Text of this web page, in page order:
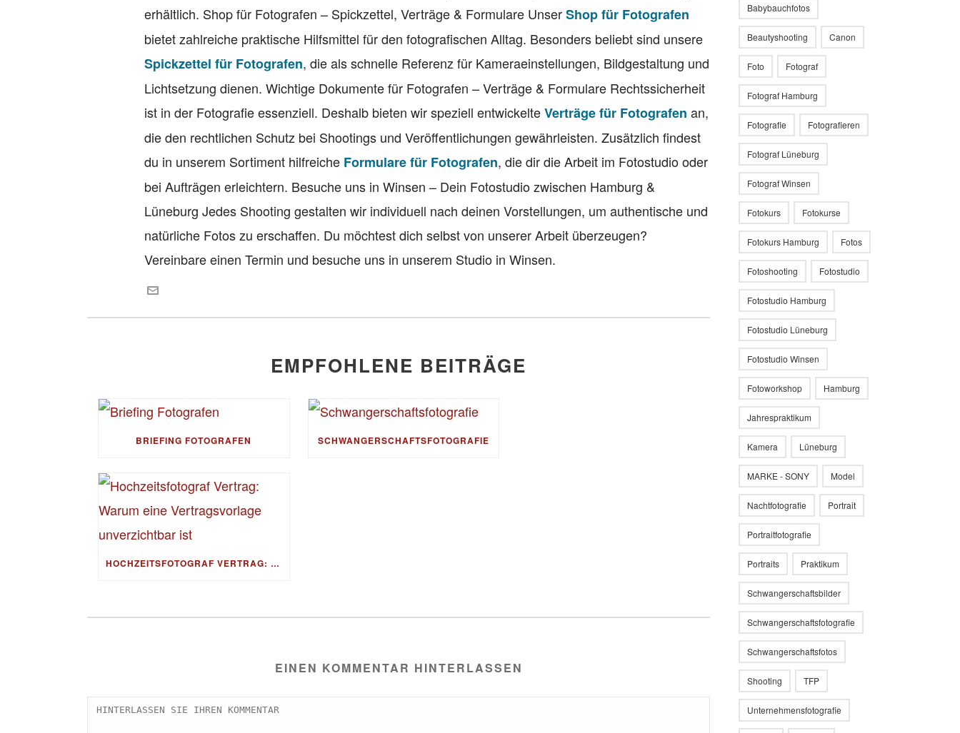
erhältlich. Shop für Fotografen – Spickzettel, Verträge & Formulare UnserShop für Fotografen
bietet zahlreiche praktische Hilfsmittel für den fotografischen Alltag. Besonders beliebt sind unsere
Spickzettel für Fotografen, die als schnelle Referenz für Kameraeinstellungen, Bildgestaltung und
Lichtsetzung dienen. Wichtige Dokumente für Fotografen – Verträge & Formulare Rechtssicherheit
ist in der Fotografie essenziell. Deshalb bieten wir speziell entwickelteVerträge für Fotografen an,
die den rechtlichen Schutz bei Shootings und Veröffentlichungen gewährleisten. Zusätzlich findest
du in unserem Sortiment hilfreiche Formulare für Fotografen, die dir die Arbeit im Fotostudio oder
bei Aufträgen erleichtern. Besuche uns in Winsen – Dein Fotostudio zwischen Hamburg &
Lüneburg Jedes Shooting gestalten wir individuell nach deinen Vorstellungen, um authentische und
natürliche Fotos zu erschaffen. Du möchtest dich selbst von unserer Arbeit überzeugen?
Vereinbare einen Termin und besuche uns in unserem Studio in Winsen.
EMPFOHLENE BEITRÄGE
BRIEFING FOTOGRAFEN SCHWANGERSCHAFTSFOTOGRAFIE
HOCHZEITSFOTOGRAF VERTRAG: WARUM EINE VERTRAGSVORLAGE UNVERZICHTBAR IST
EINEN KOMMENTAR HINTERLASSEN
Babybauchfotos
Beautyshooting Canon
Foto Fotograf
Fotograf Hamburg
Fotografie Fotografieren
Fotograf Lüneburg
Fotograf Winsen
Fotokurs Fotokurse
Fotokurs Hamburg Fotos
Fotoshooting Fotostudio
Fotostudio Hamburg
Fotostudio Lüneburg
Fotostudio Winsen
Fotoworkshop Hamburg
Jahrespraktikum
Kamera Lüneburg
MARKE - SONY Model
Nachtfotografie Portrait
Portraitfotografie
Portraits Praktikum
Schwangerschaftsbilder
Schwangerschaftsfotografie
Schwangerschaftsfotos
Shooting TFP
Unternehmensfotografie